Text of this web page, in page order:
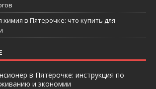
в Пятерочке: что купить для
в Пятёрочке: инструкция по
и экономии